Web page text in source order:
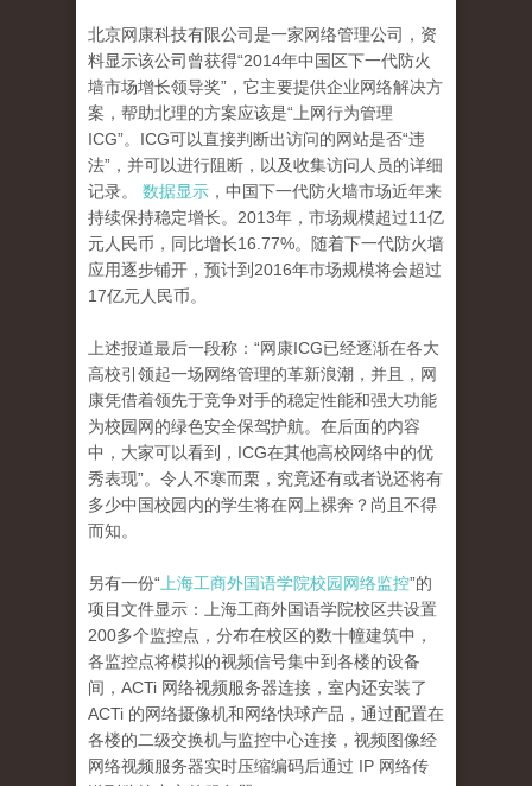
北京网康科技有限公司是一家网络管理公司，资
料显示该公司曾获得“2014年中国区下一代防火
墙市场增长领导奖”，它主要提供企业网络解决方
案，帮助北理的方案应该是“上网行为管理
ICG”。ICG可以直接判断出访问的网站是否“违
法”，并可以进行阻断，以及收集访问人员的详细
记录。 数据显示 ，中国下一代防火墙市场近年来
持续保持稳定增长。2013年，市场规模超过11亿
元人民币，同比增长16.77%。随着下一代防火墙
应用逐步铺开，预计到2016年市场规模将会超过
17亿元人民币。
上述报道最后一段称：“网康ICG已经逐渐在各大
高校引领起一场网络管理的革新浪潮，并且，网
康凭借着领先于竞争对手的稳定性能和强大功能
为校园网的绿色安全保驾护航。在后面的内容
中，大家可以看到，ICG在其他高校网络中的优
秀表现”。令人不寒而栗，究竟还有或者说还将有
多少中国校园内的学生将在网上裸奔？尚且不得
而知。
另有一份“ 上海工商外国语学院校园网络监控”的
项目文件显示：上海工商外国语学院校区共设置
200多个监控点，分布在校区的数十幢建筑中，
各监控点将模拟的视频信号集中到各楼的设备
间，ACTi 网络视频服务器连接，室内还安装了
ACTi 的网络摄像机和网络快球产品，通过配置在
各楼的二级交换机与监控中心连接，视频图像经
网络视频服务器实时压缩编码后通过 IP 网络传